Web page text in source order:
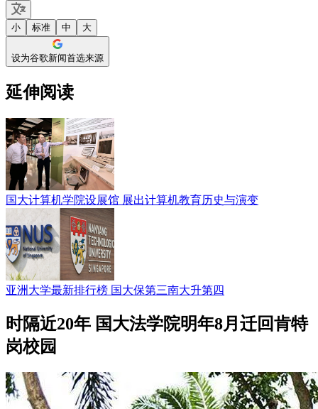
小 标准 中 大
设为谷歌新闻首选来源
延伸阅读
国大计算机学院设展馆 展出计算机教育历史与演变
亚洲大学最新排行榜 国大保第三南大升第四
时隔近20年 国大法学院明年8月迁回肯特
岗校园